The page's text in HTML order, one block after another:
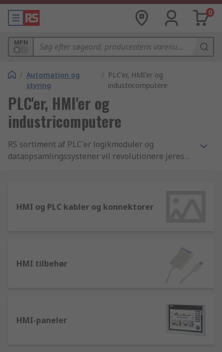
0
MPN
/ Automation og
styring
/ PLC'er, HMI'er og
industricomputere
PLC'er, HMI'er og
industricomputere
RS sortiment af PLC'er logikmoduler og
dataopsamlingssystener vil revolutionere jeres
HMI og PLC kabler og konnektorer
HMI tilbehør
HMI-paneler